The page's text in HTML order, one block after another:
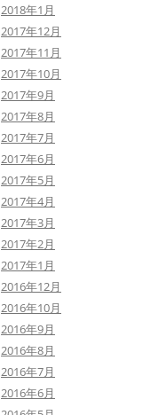
2018年1月
2017年12月
2017年11月
2017年10月
2017年9月
2017年8月
2017年7月
2017年6月
2017年5月
2017年4月
2017年3月
2017年2月
2017年1月
2016年12月
2016年10月
2016年9月
2016年8月
2016年7月
2016年6月